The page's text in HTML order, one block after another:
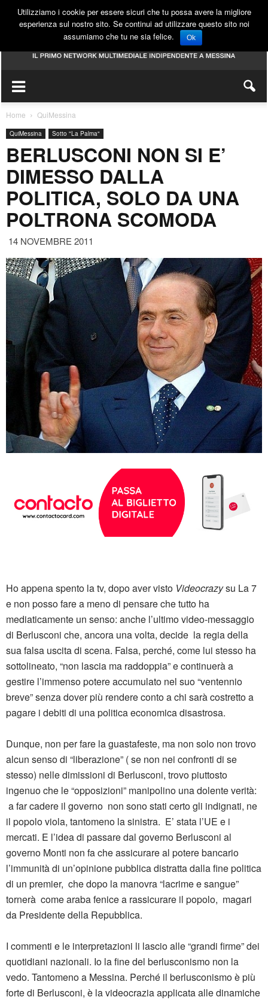
Home QuiMessina
QuiMessina Sotto "La Palma"
BERLUSCONI NON SI E’
DIMESSO DALLA
POLITICA, SOLO DA UNA
POLTRONA SCOMODA
14 NOVEMBRE 2011
Ho appena spento la tv, dopo aver visto Videocrazysu La 7
e non posso fare a meno di pensare che tutto ha
mediaticamente un senso: anche l’ultimo video-messaggio
di Berlusconi che, ancora una volta, decide la regia della
sua falsa uscita di scena. Falsa, perché, come lui stesso ha
sottolineato, “non lascia ma raddoppia” e continuerà a
gestire l’immenso potere accumulato nel suo “ventennio
breve” senza dover più rendere conto a chi sarà costretto a
pagare i debiti di una politica economica disastrosa.
Dunque, non per fare la guastafeste, ma non solo non trovo
alcun senso di “liberazione” ( se non nei confronti di se
stesso) nelle dimissioni di Berlusconi, trovo piuttosto
ingenuo che le “opposizioni” manipolino una dolente verità:
a far cadere il governo non sono stati certo gli indignati, ne
il popolo viola, tantomeno la sinistra. E’ stata l’UE e i
mercati. E l’idea di passare dal governo Berlusconi al
governo Monti non fa che assicurare al potere bancario
l’immunità di un’opinione pubblica distratta dalla fine politica
di un premier, che dopo la manovra “lacrime e sangue”
tornerà come araba fenice a rassicurare il popolo, magari
da Presidente della Repubblica.
I commenti e le interpretazioni li lascio alle “grandi firme” dei
quotidiani nazionali. Io la fine del berlusconismo non la
vedo. Tantomeno a Messina. Perché il berlusconismo è più
forte di Berlusconi, è la videocrazia applicata alle dinamiche
Utilizziamo i cookie per essere sicuri che tu possa avere la migliore
esperienza sul nostro sito. Se continui ad utilizzare questo sito noi
assumiamo che tu ne sia felice.
Ok